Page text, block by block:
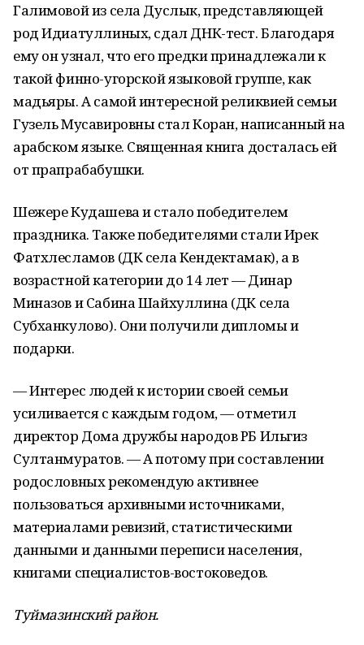
Галимовой из села Дуслык, представляющей
род Идиатуллиных, сдал ДНК-тест. Благодаря
ему он узнал, что его предки принадлежали к
такой финно-угорской языковой группе, как
мадьяры. А самой интересной реликвией семьи
Гузель Мусавировны стал Коран, написанный на
арабском языке. Священная книга досталась ей
от прапрабабушки.
Шежере Кудашева и стало победителем
праздника. Также победителями стали Ирек
Фатхлесламов (ДК села Кендектамак), а в
возрастной категории до 14 лет — Динар
Миназов и Сабина Шайхуллина (ДК села
Субханкулово). Они получили дипломы и
подарки.
— Интерес людей к истории своей семьи
усиливается с каждым годом, — отметил
директор Дома дружбы народов РБ Ильгиз
Султанмуратов. — А потому при составлении
родословных рекомендую активнее
пользоваться архивными источниками,
материалами ревизий, статистическими
данными и данными переписи населения,
книгами специалистов-востоковедов.
Туймазинский район.